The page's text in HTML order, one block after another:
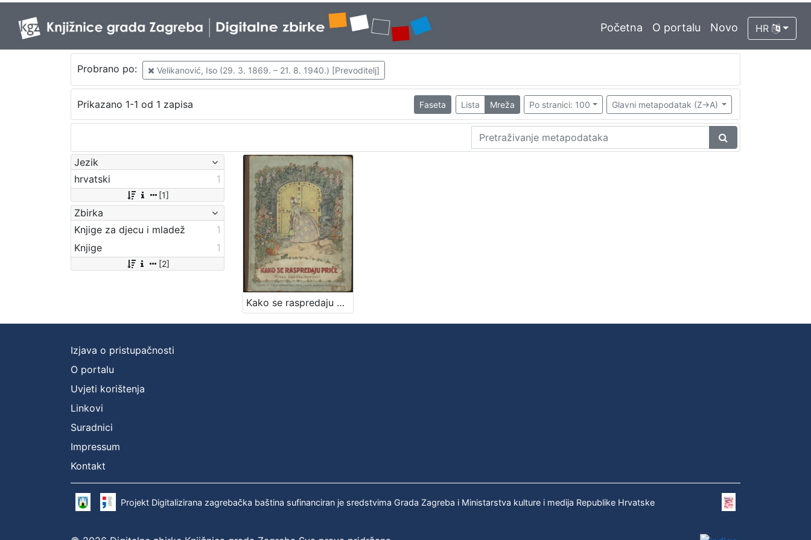
Početna O portalu Novo HR
Probrano po: Velikanović, Iso (29. 3. 1869. – 21. 8. 1940.) [Prevoditelj]
Prikazano 1-1 od 1 zapisa Faseta Lista Mreža Po stranici: 100 Glavni metapodatak (Z->A)
Jezik
hrvatski
1
[1]
Zbirka
Knjige za djecu i mladež
1
Knjige
1
[2]
Kako se raspredaju priče / [od Friede Schanz] ; priredio Iso Velikanović
Izjava o pristupačnosti
O portalu
Uvjeti korištenja
Linkovi
Suradnici
Impressum
Kontakt
Projekt Digitalizirana zagrebačka baština sufinanciran je sredstvima Grada Zagreba i Ministarstva kulture i medija Republike Hrvatske